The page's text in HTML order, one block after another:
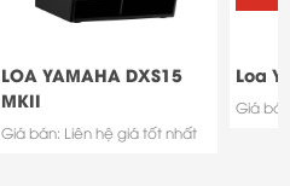
LOA YAMAHA DXS15
MKII
Giá bán: Liên hệ giá tốt nhất
Loa
Giá